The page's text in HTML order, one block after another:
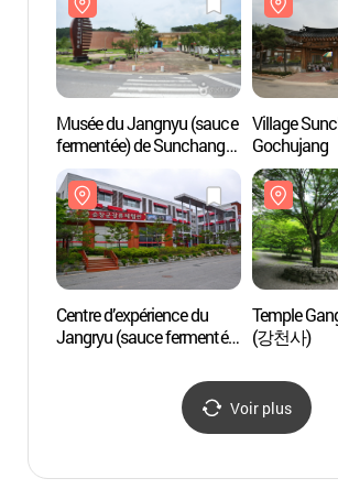
Musée du Jangnyu (sauce
fermentée) de Sunchang
(순창장류박물관)
Village
Gochujang
Centre d’expérience du
Jangryu (sauce fermentée)
Temple
(강천사)
Voir plus